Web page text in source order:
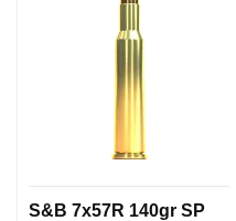
S&B 7x57R 140gr SP